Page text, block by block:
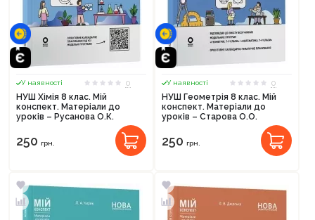
У наявності
0
НУШ Хімія 8 клас. Мій
конспект. Матеріали до
уроків – Русанова О.К.
250 грн.
У наявності
0
НУШ Геометрія 8 клас. Мій
конспект. Матеріали до
уроків – Старова О.О.
250 грн.